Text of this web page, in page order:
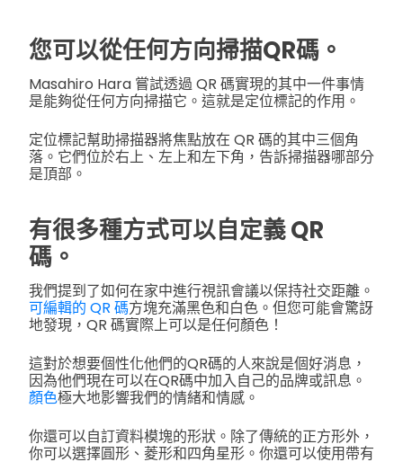
您可以從任何方向掃描QR碼。
Masahiro Hara 嘗試透過 QR 碼實現的其中一件事情
是能夠從任何方向掃描它。這就是定位標記的作用。
定位標記幫助掃描器將焦點放在 QR 碼的其中三個角
落。它們位於右上、左上和左下角，告訴掃描器哪部分
是頂部。
有很多種方式可以自定義 QR
碼。
我們提到了如何在家中進行視訊會議以保持社交距離。
可編輯的 QR 碼方塊充滿黑色和白色。但您可能會驚訝
地發現，QR 碼實際上可以是任何顏色！
這對於想要個性化他們的QR碼的人來說是個好消息，
因為他們現在可以在QR碼中加入自己的品牌或訊息。
顏色極大地影響我們的情緒和情感。
你還可以自訂資料模塊的形狀。除了傳統的正方形外，
你可以選擇圓形、菱形和四角星形。你還可以使用帶有